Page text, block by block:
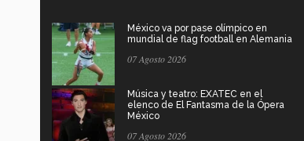
México va por pase olímpico en
mundial de flag football en Alemania
07 Agosto 2026
Música y teatro: EXATEC en el
elenco de El Fantasma de la Ópera
México
07 Agosto 2026